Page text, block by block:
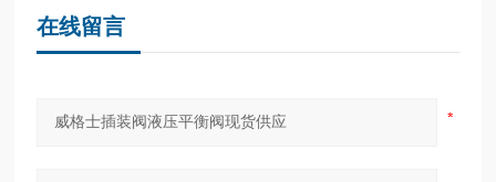
在线留言